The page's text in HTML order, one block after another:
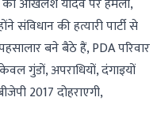
संविधान की हत्यारी पार्टी से
बने बैठे हैं, PDA परिवार
गुंडों, अपराधियों, दंगाइयों
2017 दोहराएगी,